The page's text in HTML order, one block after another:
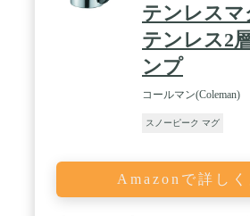
テンレスマ
テンレス2
ンプ
コールマン(Coleman)
スノーピーク マグ
Amazonで詳しく